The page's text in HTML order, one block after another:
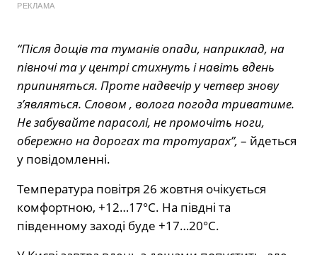
РЕКЛАМА
“Після дощів та туманів опади, наприклад, на
півночі та у центрі стихнуть і навіть вдень
припиняться. Проте надвечір у четвер знову
зʼявляться. Словом , волога погода триватиме.
Не забувайте парасолі, не промочіть ноги,
обережно на дорогах та тротуарах”, – йдеться
у повідомленні.
Температура повітря 26 жовтня очікується
комфортною, +12…17°C. На півдні та
південному заході буде +17…20°C.